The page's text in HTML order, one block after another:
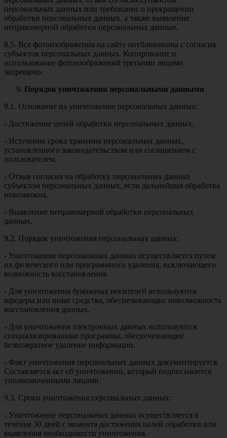
персональных данных или требование о прекращении
обработки персональных данных, а также выявление
неправомерной обработки персональных данных.
8.5. Все фотоизображения на сайте опубликованы с согласия
субъектов персональных данных. Копирование и
использование фотоизображений третьими лицами
запрещено.
Порядок уничтожения персональными данными
9.1. Основание на уничтожение персональных данных:
- Достижение целей обработки персональных данных;
- Истечение срока хранения персональных данных,
установленного законодательством или соглашением с
пользователем.
- Отзыв согласия на обработку персональных данных
субъектом персональных данных, если дальнейшая обработка
невозможна.
- Выявление неправомерной обработки персональных
данных.
9.2. Порядок уничтожения персональных данных:
- Уничтожение персональных данных осуществляется путем
их физического или программного удаления, исключающего
возможность восстановления.
- Для уничтожения бумажных носителей используются
шредеры или иные средства, обеспечивающие невозможность
восстановления данных.
- Для уничтожения электронных данных используются
специализированные программы, обеспечивающие
безвозвратное удаление информации.
- Факт уничтожения персональных данных документируется.
Составляется акт об уничтожении, который подписывается
уполномоченными лицами.
9.3. Сроки уничтожения персональных данных:
- Уничтожение персональных данных осуществляется в
течение 30 дней с момента достижения целей обработки или
выявления необходимости уничтожения.